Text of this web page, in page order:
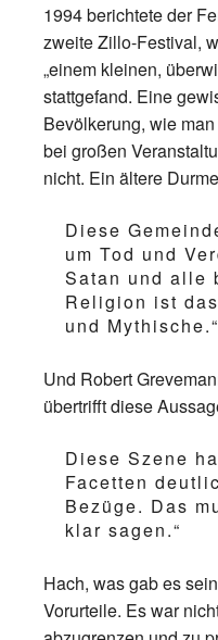
1994 berichtete der
zweite Zillo-Festival,
„einem kleinen,
stattgefand. Eine
Bevölkerung, wie
bei großen
nicht. Ein ältere
Diese
um Tod und
Satan und alle
Religion ist
und Mythische.“
Und Robert
übertrifft diese
Diese Szene
Facetten
Bezüge. Das
klar sagen.“
Hach, was gab es
Vorurteile. Es war